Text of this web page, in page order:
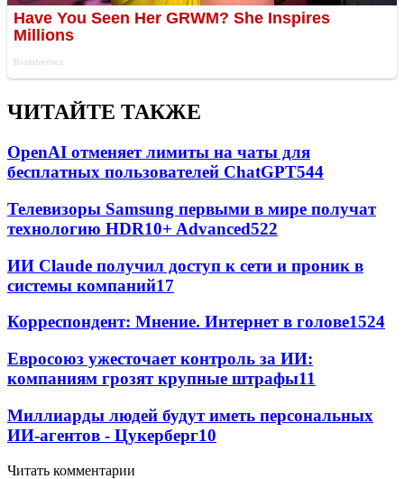
ЧИТАЙТЕ ТАКЖЕ
OpenAI отменяет лимиты на чаты для
бесплатных пользователей ChatGPT544
Телевизоры Samsung первыми в мире получат
технологию HDR10+ Advanced522
ИИ Claude получил доступ к сети и проник в
системы компаний17
Корреспондент: Мнение. Интернет в голове1524
Евросоюз ужесточает контроль за ИИ:
компаниям грозят крупные штрафы11
Миллиарды людей будут иметь персональных
ИИ-агентов - Цукерберг10
Читать комментарии